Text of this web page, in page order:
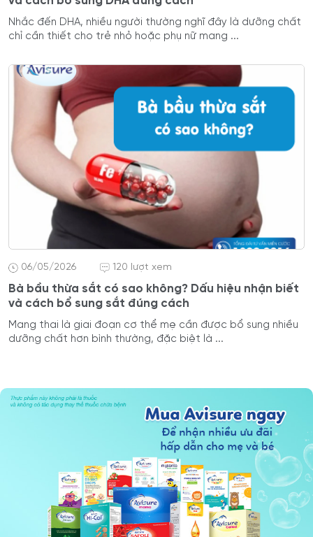
Nhắc đến DHA, nhiều người thường nghĩ đây là dưỡng chất
chỉ cần thiết cho trẻ nhỏ hoặc phụ nữ mang ...
06/05/2026 120 lượt xem
Bà bầu thừa sắt có sao không? Dấu hiệu nhận biết
và cách bổ sung sắt đúng cách
Mang thai là giai đoạn cơ thể mẹ cần được bổ sung nhiều
dưỡng chất hơn bình thường, đặc biệt là ...